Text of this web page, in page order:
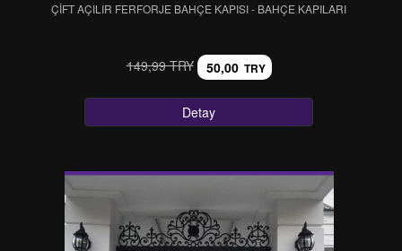
ÇİFT AÇILIR FERFORJE BAHÇE KAPISI - BAHÇE KAPILARI
149,99 TRY 50,00 TRY
Detay